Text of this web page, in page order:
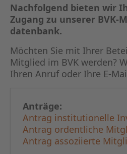
Nachfolgend bieten wir
Zugang zu unserer BVK-
datenbank.
Möchten Sie mit Ihrer
Mitglied im BVK werden?
Ihren Anruf oder Ihre E-
Anträge:
Antrag institutionelle
Antrag ordentliche
Antrag assoziierte